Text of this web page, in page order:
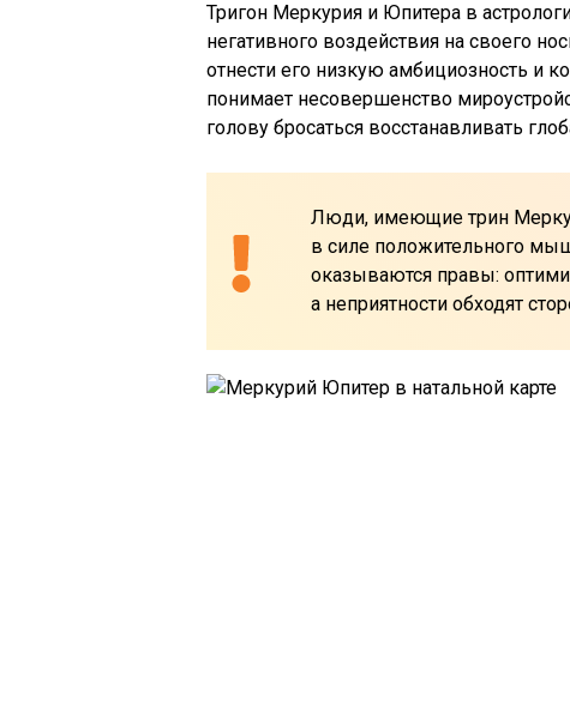
Тригон Меркурия и Юпитера в
негативного воздействия на своего
отнести его низкую амбициозность и
понимает несовершенство
голову бросаться восстанавливать
Люди, имеющие трин
в силе положительного
оказываются правы:
а неприятности обходят